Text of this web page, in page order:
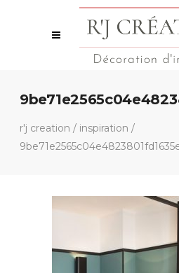
r'j creation / inspiration /